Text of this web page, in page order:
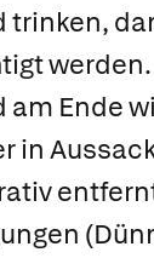
Ende
in